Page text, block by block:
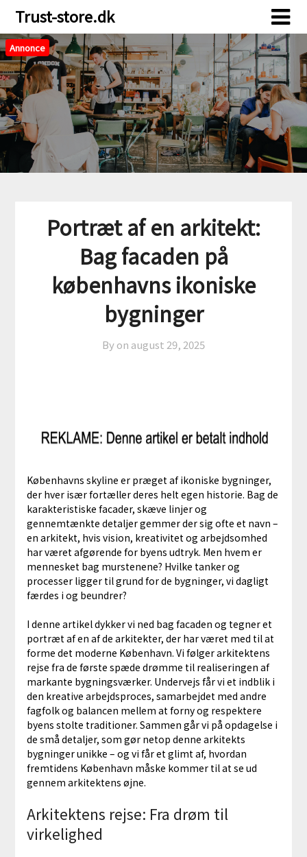
Skip
content
Skip
content
Trust-store.dk
Annonce
Portræt af en arkitekt:
Bag facaden på
københavns ikoniske
bygninger
By on august 29, 2025
Københavns skyline er præget af ikoniske bygninger,
der hver især fortæller deres helt egen historie. Bag de
karakteristiske facader, skæve linjer og
gennemtænkte detaljer gemmer der sig ofte et navn –
en arkitekt, hvis vision, kreativitet og arbejdsomhed
har været afgørende for byens udtryk. Men hvem er
mennesket bag murstenene? Hvilke tanker og
processer ligger til grund for de bygninger, vi dagligt
færdes i og beundrer?
I denne artikel dykker vi ned bag facaden og tegner et
portræt af en af de arkitekter, der har været med til at
forme det moderne København. Vi følger arkitektens
rejse fra de første spæde drømme til realiseringen af
markante bygningsværker. Undervejs får vi et indblik i
den kreative arbejdsproces, samarbejdet med andre
fagfolk og balancen mellem at forny og respektere
byens stolte traditioner. Sammen går vi på opdagelse i
de små detaljer, som gør netop denne arkitekts
bygninger unikke – og vi får et glimt af, hvordan
fremtidens København måske kommer til at se ud
gennem arkitektens øjne.
Arkitektens rejse: Fra drøm til
virkelighed